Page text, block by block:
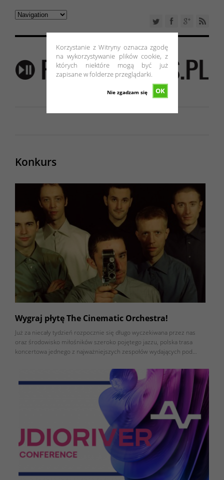
Korzystanie z Witryny oznacza zgodę
na wykorzystywanie plików cookie, z
których niektóre mogą być już
zapisane w folderze przeglądarki.
OK
Nie zgadzam się
Konkurs
Wygraj płytę The Cinematic Orchestra!
Już za niecały tydzień rozpocznie się długo wyczekiwana przez nas
oraz środowisko miłośników szeroko pojętego jazzu, polska trasa
koncertowa jednego z najważniejszych zespołów wydających pod…